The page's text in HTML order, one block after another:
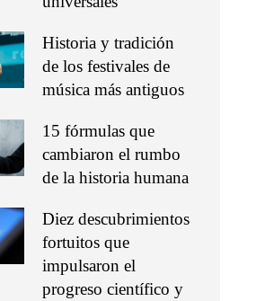
Historia y tradición
de los festivales de
música más antiguos
15 fórmulas que
cambiaron el rumbo
de la historia humana
Diez descubrimientos
fortuitos que
impulsaron el
progreso científico y